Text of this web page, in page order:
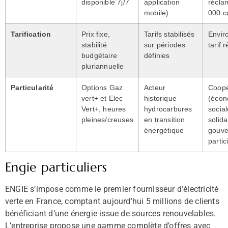
disponible 7j/7
application
mobile)
000
Tarification
Prix fixe,
stabilité
budgétaire
pluriannuelle
Tarifs stabilisés
sur périodes
définies
tarif
Particularité
Options Gaz
vert+ et Elec
Vert+, heures
pleines/creuses
Acteur
historique
hydrocarbures
en transition
énergétique
Engie particuliers
ENGIE s’impose comme le premier fournisseur d’électricité
verte en France, comptant aujourd’hui 5 millions de clients
bénéficiant d’une énergie issue de sources renouvelables.
L’entreprise propose une gamme complète d’offres avec